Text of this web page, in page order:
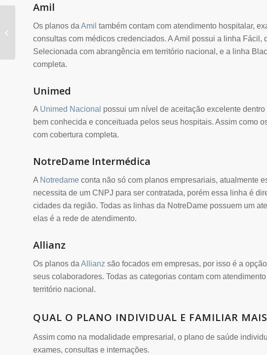
Amil
Os planos da Amil também contam com atendimento hospitalar,
consultas com médicos credenciados. A Amil possui a linha Fácil,
Selecionada com abrangência em território nacional, e a linha
completa.
Unimed
A Unimed Nacional possui um nível de aceitação excelente
bem conhecida e conceituada pelos seus hospitais. Assim como
com cobertura completa.
NotreDame Intermédica
A Notredame conta não só com planos empresariais, atualmente
necessita de um CNPJ para ser contratada, porém essa linha é
cidades da região. Todas as linhas da NotreDame possuem um
elas é a rede de atendimento.
Allianz
Os planos da Allianz são focados em empresas, por isso é a
seus colaboradores. Todas as categorias contam com
território nacional.
QUAL O PLANO INDIVIDUAL E FAMILIAR
Assim como na modalidade empresarial, o plano de saúde
exames, consultas e internações.
Planos de Saúde
Tabelas de preços 2022